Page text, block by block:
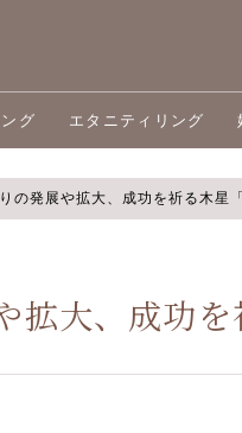
グ エタニティリング
の発展や拡大、成功を祈る木星
拡大、成功